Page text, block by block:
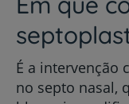
É a intervenção
no septo nasal,